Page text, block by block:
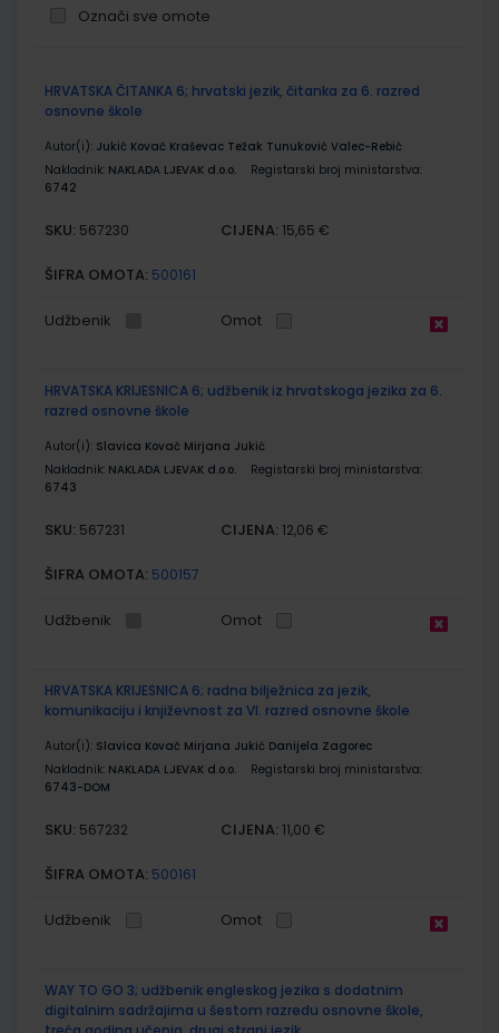
Označi sve omote
proizvodi
HRVATSKA ČITANKA 6; hrvatski jezik, čitanka za 6. razred
osnovne škole
Autor(i): Jukić Kovač Kraševac Težak Tunuković Valec-Rebić
Nakladnik: NAKLADA LJEVAK d.o.o.
Registarski broj ministarstva:
6742
SKU: 567230 CIJENA: 15,65 €
ŠIFRA OMOTA: 500161
Udžbenik Omot
HRVATSKA KRIJESNICA 6; udžbenik iz hrvatskoga jezika za 6.
razred osnovne škole
Autor(i): Slavica Kovač Mirjana Jukić
Nakladnik: NAKLADA LJEVAK d.o.o.
Registarski broj ministarstva:
6743
SKU: 567231 CIJENA: 12,06 €
ŠIFRA OMOTA: 500157
Udžbenik Omot
HRVATSKA KRIJESNICA 6; radna bilježnica za jezik,
komunikaciju i književnost za VI. razred osnovne škole
Autor(i): Slavica Kovač Mirjana Jukić Danijela Zagorec
Nakladnik: NAKLADA LJEVAK d.o.o.
Registarski broj ministarstva:
6743-DOM
SKU: 567232 CIJENA: 11,00 €
ŠIFRA OMOTA: 500161
Udžbenik Omot
WAY TO GO 3; udžbenik engleskog jezika s dodatnim
digitalnim sadržajima u šestom razredu osnovne škole,